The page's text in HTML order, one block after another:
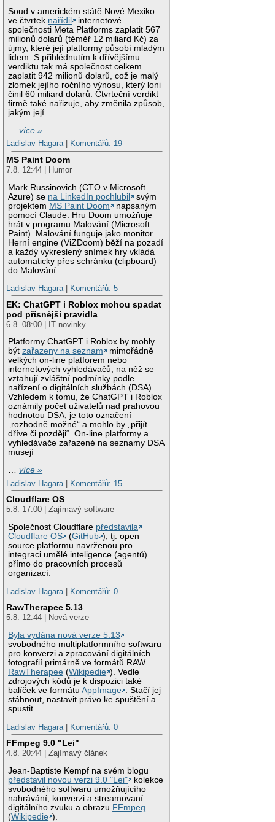
Soud v americkém státě Nové Mexiko
ve čtvrtek nařídil
internetové
společnosti Meta Platforms zaplatit 567
milionů dolarů (téměř 12 miliard Kč) za
újmy, které její platformy působí mladým
lidem. S přihlédnutím k dřívějšímu
verdiktu tak má společnost celkem
zaplatit 942 milionů dolarů, což je malý
zlomek jejího ročního výnosu, který loni
činil 60 miliard dolarů. Čtvrteční verdikt
firmě také nařizuje, aby změnila způsob,
jakým její
…více »
Ladislav Hagara| Komentářů: 19
MS Paint Doom
7.8. 12:44 | Humor
Mark Russinovich (CTO v Microsoft
Azure) se na LinkedIn pochlubil
svým
projektem MS Paint Doom
napsaným
pomocí Claude. Hru Doom umožňuje
hrát v programu Malování (Microsoft
Paint). Malování funguje jako monitor.
Herní engine (ViZDoom) běží na pozadí
a každý vykreslený snímek hry vkládá
automaticky přes schránku (clipboard)
do Malování.
Ladislav Hagara| Komentářů: 5
EK: ChatGPT i Roblox mohou spadat
pod přísnější pravidla
6.8. 08:00 | IT novinky
Platformy ChatGPT i Roblox by mohly
býtzařazeny na seznam
mimořádně
velkých on-line platforem nebo
internetových vyhledávačů, na něž se
vztahují zvláštní podmínky podle
nařízení o digitálních službách (DSA).
Vzhledem k tomu, že ChatGPT i Roblox
oznámily počet uživatelů nad prahovou
hodnotou DSA, je toto označení
„rozhodně možné“ a mohlo by „přijít
dříve či později“. On-line platformy a
vyhledávače zařazené na seznamy DSA
musejí
…více »
Ladislav Hagara | Komentářů: 15
Cloudflare OS
5.8. 17:00 | Zajímavý software
Společnost Cloudflare představila
Cloudflare OS
(GitHub ), tj. open
source platformu navrženou pro
integraci umělé inteligence (agentů)
přímo do pracovních procesů
organizací.
Ladislav Hagara | Komentářů: 0
RawTherapee 5.13
5.8. 12:44 | Nová verze
Byla vydána nová verze 5.13
svobodného multiplatformního softwaru
pro konverzi a zpracování digitálních
fotografií primárně ve formátů RAW
RawTherapee (Wikipedie ). Vedle
zdrojových kódů je k dispozici také
balíček ve formátuAppImage
. Stačí jej
stáhnout, nastavit právo ke spuštění a
spustit.
Ladislav Hagara | Komentářů: 0
FFmpeg 9.0 "Lei"
4.8. 20:44 | Zajímavý článek
Jean-Baptiste Kempf na svém blogu
představil novou verzi 9.0 "Lei"
kolekce
svobodného softwaru umožňujícího
nahrávání, konverzi a streamovaní
digitálního zvuku a obrazu FFmpeg
(Wikipedie ).